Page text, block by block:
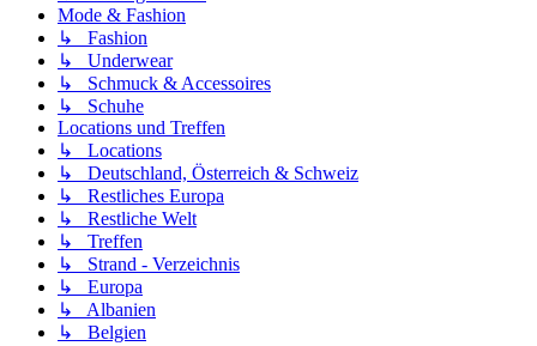
Mode & Fashion
↳ Fashion
↳ Underwear
↳ Schmuck & Accessoires
↳ Schuhe
Locations und Treffen
↳ Locations
↳ Deutschland, Österreich & Schweiz
↳ Restliches Europa
↳ Restliche Welt
↳ Treffen
↳ Strand - Verzeichnis
↳ Europa
↳ Albanien
↳ Belgien